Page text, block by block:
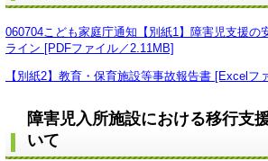
060704こども家庭庁通知【別紙1】障害児支援の
ライン [PDFファイル／2.11MB]
【別紙2】教育・保育施設等事故報告書 [Excelフ
障害児入所施設における移行支
いて